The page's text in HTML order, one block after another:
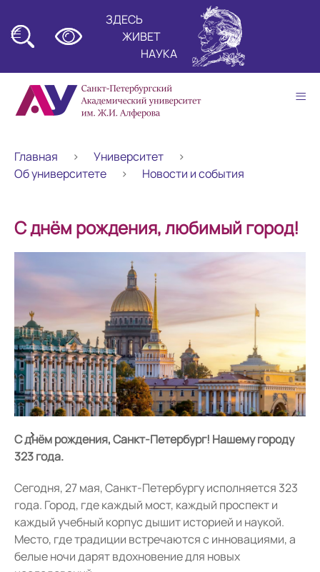
ЗДЕСЬ
ЖИВЕТ
НАУКА
Главная
Университет
Об университете
Новости и события
С днём рождения, любимый город!
С днём рождения, Санкт-Петербург! Нашему городу
323 года.
Сегодня, 27 мая, Санкт-Петербургу исполняется 323
года. Город, где каждый мост, каждый проспект и
каждый учебный корпус дышит историей и наукой.
Место, где традиции встречаются с инновациями, а
белые ночи дарят вдохновение для новых
≡
≡